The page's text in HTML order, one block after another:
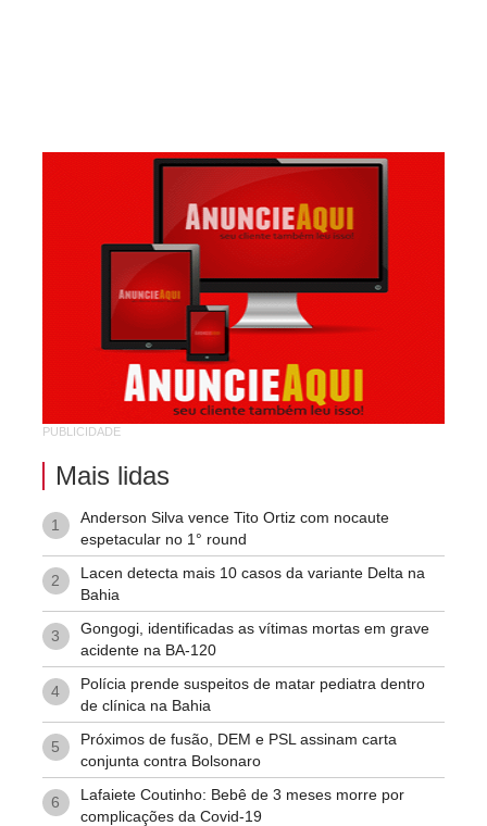
Pompilio Sampaio
São Judas Tadeu
Vila Rodoviária
PUBLICIDADE
Mais lidas
1
Anderson Silva vence Tito Ortiz com nocaute
espetacular no 1° round
2
Lacen detecta mais 10 casos da variante Delta na
Bahia
3
Gongogi, identificadas as vítimas mortas em grave
acidente na BA-120
4
Polícia prende suspeitos de matar pediatra dentro
de clínica na Bahia
5
Próximos de fusão, DEM e PSL assinam carta
conjunta contra Bolsonaro
6
Lafaiete Coutinho: Bebê de 3 meses morre por
complicações da Covid-19